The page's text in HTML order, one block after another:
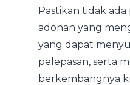
Pastikan tidak
adonan yang
yang dapat
pelepasan, serta
berkembangnya